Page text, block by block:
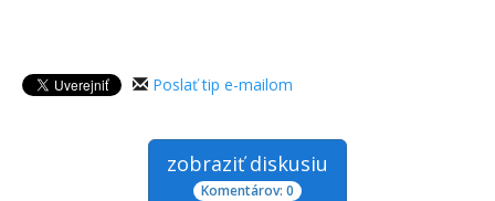
Poslať tip e-mailom
zobraziť diskusiu
Komentárov: 0